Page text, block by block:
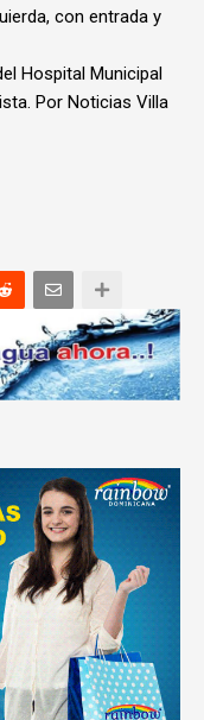
con entrada y
Hospital Municipal
Por Noticias Villa